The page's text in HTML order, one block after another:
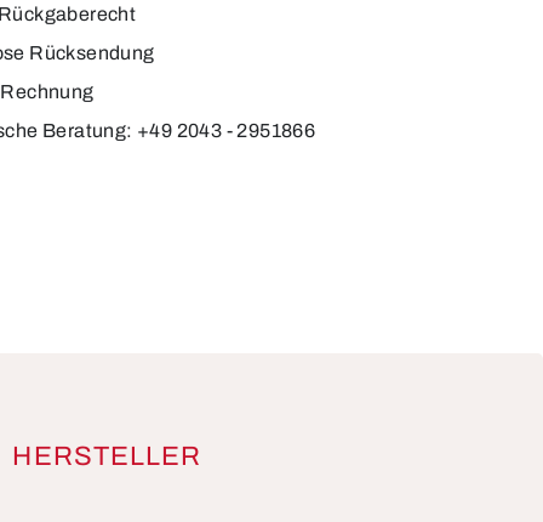
Rücksendung
Beratung: +49 2043 - 2951866
HERSTELLER